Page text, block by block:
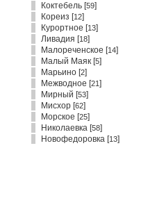
Коктебель[59]
Кореиз [12]
Курортное [13]
Ливадия [18]
Малореченское [14]
Малый Маяк[5]
Марьино[2]
Межводное [21]
Мирный [53]
Мисхор[62]
Морское [25]
Николаевка[58]
Новофедоровка[13]